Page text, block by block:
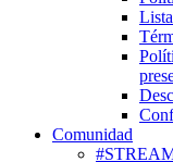
Comunidad